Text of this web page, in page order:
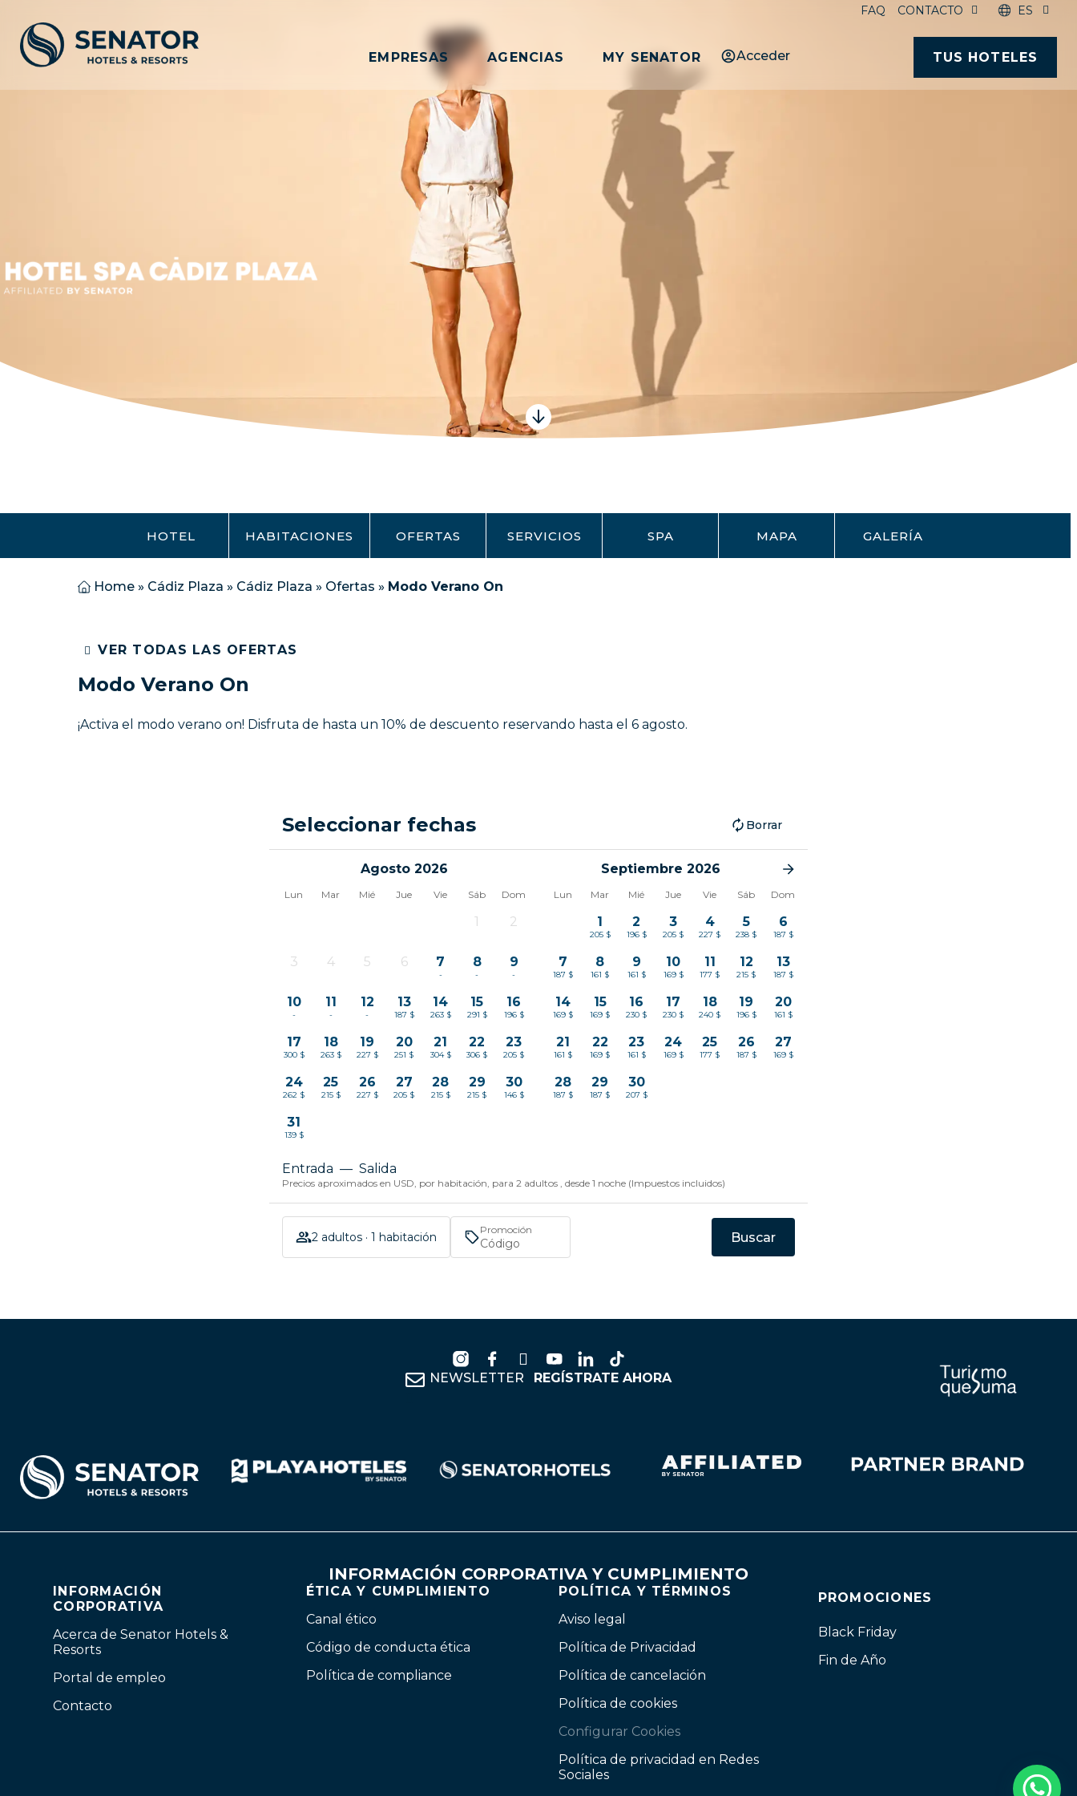
FAQ CONTACTO ES
EMPRESAS AGENCIAS MY SENATOR Acceder TUS HOTELES
HOTEL HABITACIONES OFERTAS SERVICIOS SPA MAPA GALERÍA
Home » Cádiz Plaza » Cádiz Plaza » Ofertas » Modo Verano On
VER TODAS LAS OFERTAS
Modo Verano On
¡Activa el modo verano on! Disfruta de hasta un 10% de descuento reservando hasta el 6 agosto.
Seleccionar fechas Borrar
Agosto 2026
Lun Mar Mié Jue Vie Sáb Dom
1 2
3 4 5 6 7
-
8
-
9
-
10
-
11
-
12
-
13
187 $
14
263 $
15
291 $
16
196 $
17
300 $
18
263 $
19
227 $
20
251 $
21
304 $
22
306 $
23
205 $
24
262 $
25
215 $
26
227 $
27
205 $
28
215 $
29
215 $
30
146 $
31
139 $
Septiembre 2026
Lun Mar Mié Jue Vie Sáb Dom
1
205 $
2
196 $
3
205 $
4
227 $
5
238 $
6
187 $
7
187 $
8
161 $
9
161 $
10
169 $
11
177 $
12
215 $
13
187 $
14
169 $
15
169 $
16
230 $
17
230 $
18
240 $
19
196 $
20
161 $
21
161 $
22
169 $
23
161 $
24
169 $
25
177 $
26
187 $
27
169 $
28
187 $
29
187 $
30
207 $
Entrada — Salida
Precios aproximados en USD, por habitación, para 2 adultos , desde 1 noche (Impuestos incluidos)
2 adultos · 1 habitación
Promoción Buscar
NEWSLETTER REGÍSTRATE AHORA
INFORMACIÓN CORPORATIVA Y CUMPLIMIENTO
INFORMACIÓN
CORPORATIVA
Acerca de Senator Hotels &
Resorts
Portal de empleo
Contacto
ÉTICA Y CUMPLIMIENTO
Canal ético
Código de conducta ética
Política de compliance
POLÍTICA Y TÉRMINOS
Aviso legal
Política de Privacidad
Política de cancelación
Política de cookies
Configurar Cookies
Política de privacidad en Redes
Sociales
PROMOCIONES
Black Friday
Fin de Año